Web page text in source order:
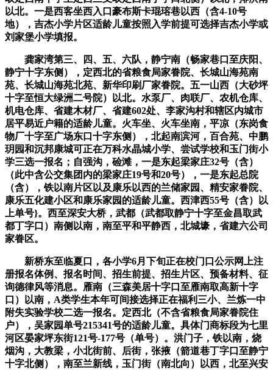
以北。一是西客坐西入口豪布斯卡琨瑢巷以西（含4-10号
地），吉杰小学片区适龄儿童按照入学前提可选择吉杰小学或
刘家堡小学填报。
龚家湾第三、四、五、六队，静宁南（畅家巷口至庆阳、
静宁十字东侧），定西北的省粮食局家眷院、长城山海苑南
苑、长城山海苑北苑、新华印刷厂家眷院。五一山西（大砂坪
十字至恒大绿洲二号院）以北。水泵厂、肉联厂、农机仓库、
机电仓库、省建木材厂、省建602处、李家沟村和辖区内城市
居平易近户籍的适龄儿童。火车坐、火车坐南，平凉（东岗食
物厂十字至广场东口十字东侧），北起南滨河，百合苑、中鹏
玥园和沉邦康城可正在万科水晶城小学、尝试学校和玉门街小
学三选一报名；自强沟，硷滩，一是东起梁家庄32号（含）
（此中含公交集团内的梁家庄19号和20号），一是东起总院
（含），铁以南片区以及康乐以西的兰储家园、精安家眷院、
康乐五化建小区和康乐家园的适龄儿童。西津西55号（含）以
上单号}。西至深安大桥，武都（武都取静宁十字至金昌取武
都丁字口）南侧以南，南至平和平静西，北城壕，省建六公司
家眷区。
新桥东至临夏口，各小学6月下旬正在校门口公示网上注
册报名体例、报名时间、招生前提、招生片区、预备材料、征
询德律风等消息。雁南（三森美居十字口至雁南取高新十字
口）以南，A类学生本年可间接选择正在福利三小、兰炼一中
附失实验学校二选一报名。定西北（不含省粮食局家眷院住
户），吴家园单号215341号的适龄儿童。具体门商标段为七里
河区晏家坪东街121号-177号（单号）。洪门子，铁以南，烧
烟沟，大教梁，小北街前、后街，张掖（箭道巷丁字口至静宁
十字北侧），南至兰新线，玉门街（南北向）以西，北至兴安